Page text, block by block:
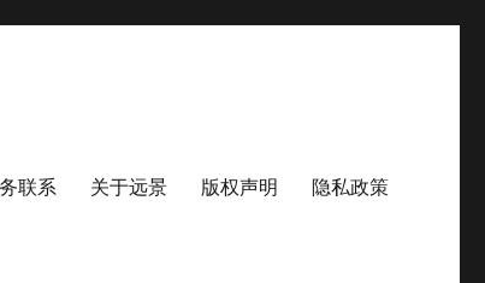
联系 关于远景 版权声明 隐私政策